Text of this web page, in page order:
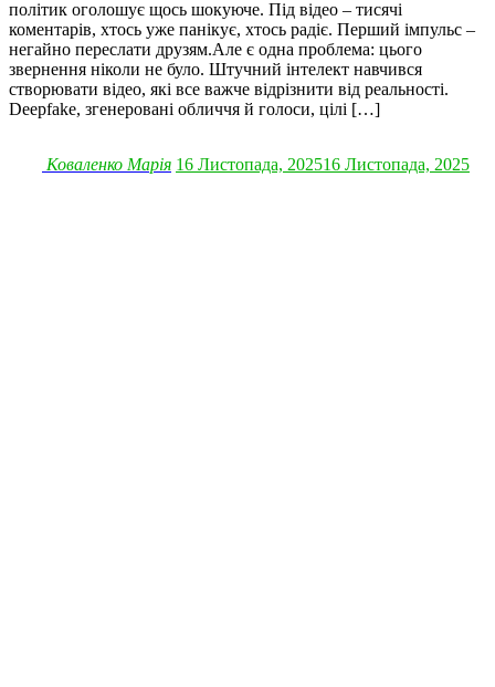
політик оголошує щось шокуюче. Під відео – тисячі
коментарів, хтось уже панікує, хтось радіє. Перший імпульс –
негайно переслати друзям.Але є одна проблема: цього
звернення ніколи не було. Штучний інтелект навчився
створювати відео, які все важче відрізнити від реальності.
Deepfake, згенеровані обличчя й голоси, цілі […]
Коваленко Марія 16 Листопада, 202516 Листопада, 2025